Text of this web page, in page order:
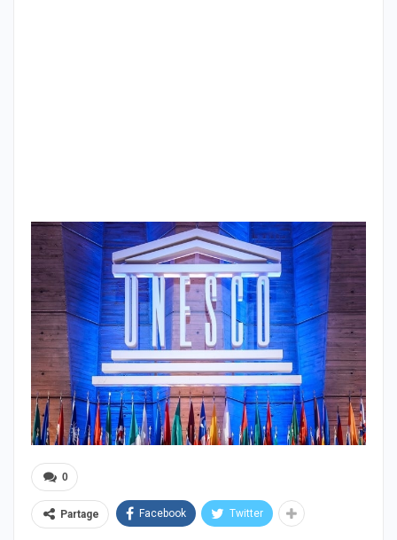
0
Partage Facebook Twitter